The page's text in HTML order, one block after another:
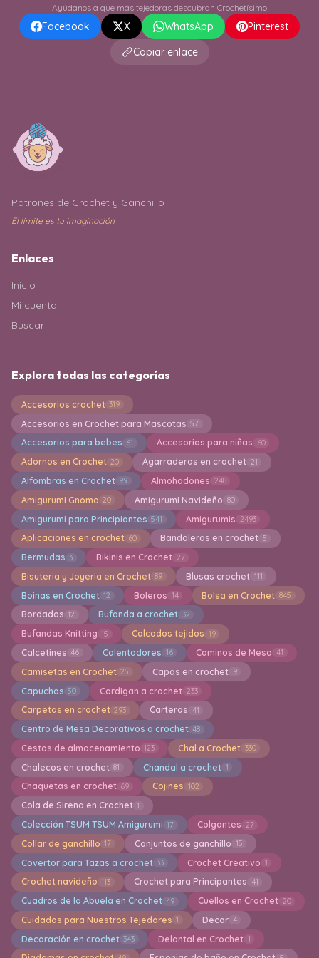
Ayúdanos a que más tejedoras descubran Crochetísimo
Facebook X WhatsApp
Pinterest
Copiar enlace
Patrones de Crochet y Ganchillo
El límite es tu imaginación
Enlaces
Inicio
Mi cuenta
Buscar
Explora todas las categorías
Accesorios crochet 319
Accesorios en Crochet para Mascotas 57
Accesorios para bebes 61 Accesorios para niñas 60
Adornos en Crochet 20 Agarraderas en crochet 21
Alfombras en Crochet 99 Almohadones 248
Amigurumi Gnomo 20 Amigurumi Navideño 80
Amigurumi para Principiantes 541 Amigurumis 2493
Aplicaciones en crochet 60 Bandoleras en crochet 5
Bermudas 3 Bikinis en Crochet 27
Bisuteria y Joyeria en Crochet 89 Blusas crochet 111
Boinas en Crochet 12 Boleros 14 Bolsa en Crochet 845
Bordados 12 Bufanda a crochet 32
Bufandas Knitting 15 Calcados tejidos 19
Calcetines 46 Calentadores 16 Caminos de Mesa 41
Camisetas en Crochet 25 Capas en crochet 9
Capuchas 50 Cardigan a crochet 233
Carpetas en crochet 293 Carteras 41
Centro de Mesa Decorativos a crochet 48
Cestas de almacenamiento 123 Chal a Crochet 330
Chalecos en crochet 81 Chandal a crochet 1
Chaquetas en crochet 69 Cojines 102
Cola de Sirena en Crochet 1
Colección TSUM TSUM Amigurumi 17 Colgantes 27
Collar de ganchillo 17 Conjuntos de ganchillo 15
Covertor para Tazas a crochet 33 Crochet Creativo 1
Crochet navideño 113 Crochet para Principantes 41
Cuadros de la Abuela en Crochet 49 Cuellos en Crochet 20
Cuidados para Nuestros Tejedores 1 Decor 4
Decoración en crochet 343 Delantal en Crochet 1